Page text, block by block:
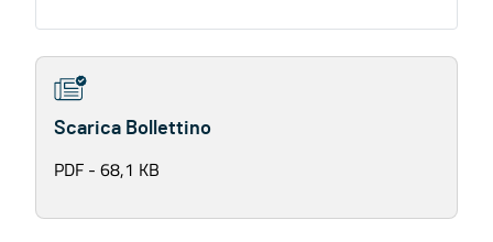
Scarica Bollettino
PDF - 68,1 KB